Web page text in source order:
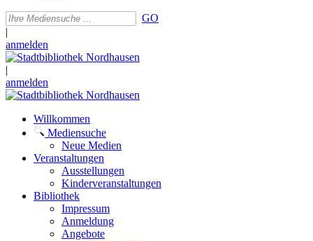
GO
|
anmelden
|
anmelden
Willkommen
Mediensuche
Neue Medien
Veranstaltungen
Ausstellungen
Kinderveranstaltungen
Bibliothek
Impressum
Anmeldung
Angebote